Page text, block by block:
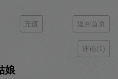
充值 返回首页
评论(1)
娘